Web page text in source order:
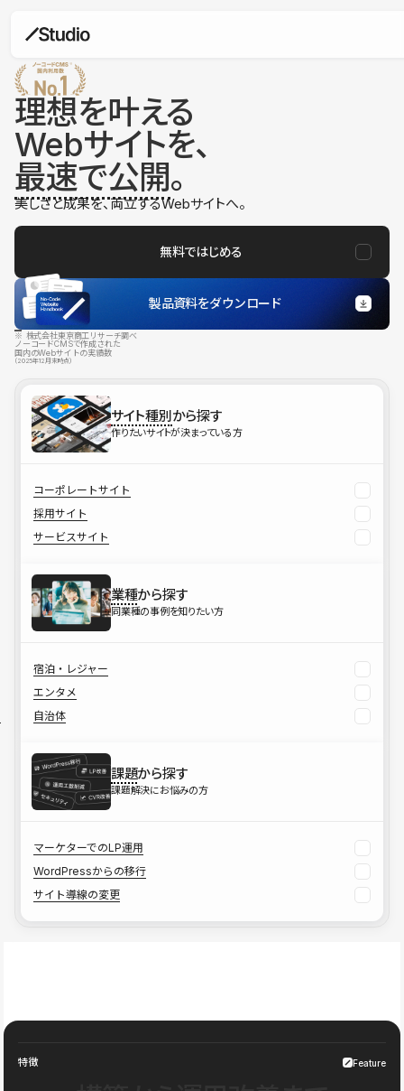
理想を叶える
Webサイトを、
最速で公開。
美しさと成果を、両立するWebサイトへ。
無料ではじめる
製品資料をダウンロード
※ 株式会社東京商工リサーチ調べ
ノーコードCMSで作成された
国内のWebサイトの実績数
（2025年12月末時点）
サイト種別から探す
作りたいサイトが決まっている方
コーポレートサイト
採用サイト
サービスサイト
業種から探す
同業種の事例を知りたい方
宿泊・レジャー
エンタメ
自治体
課題から探す
課題解決にお悩みの方
マーケターでのLP運用
WordPressからの移行
サイト導線の変更
特徴 Feature